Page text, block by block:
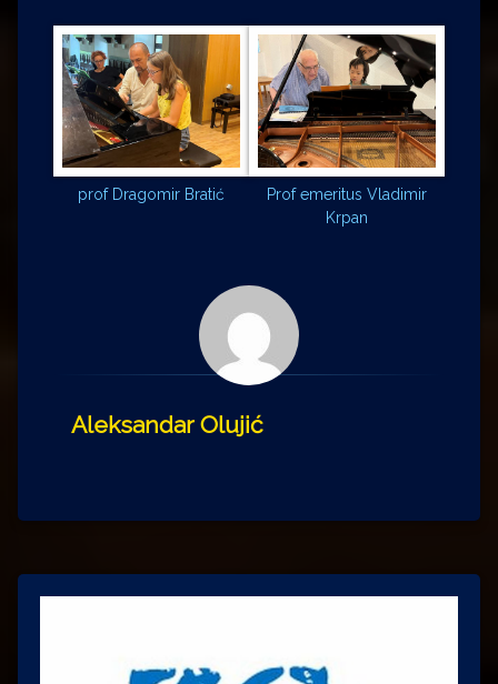
prof Dragomir Bratić
Prof emeritus Vladimir
Krpan
Aleksandar Olujić